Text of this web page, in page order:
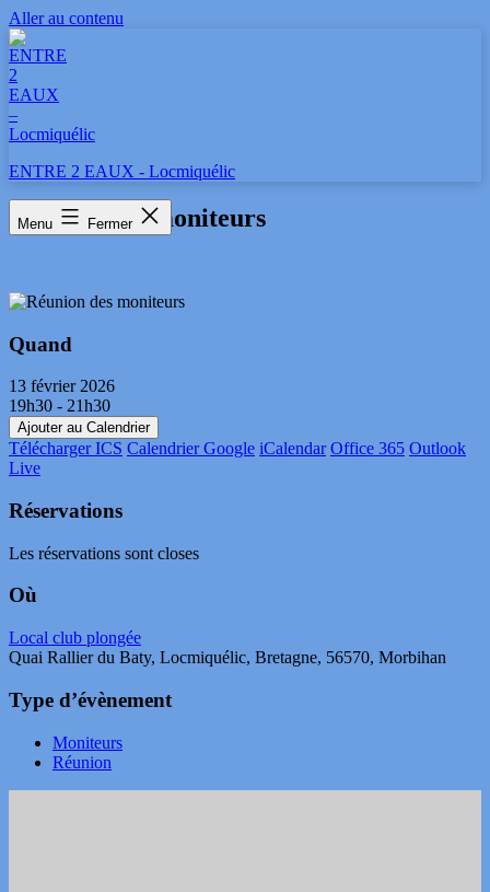
Aller au contenu
ENTRE 2 EAUX - Locmiquélic
Menu Fermer
Réunion des moniteurs
Quand
13 février 2026
19h30 - 21h30
Ajouter au Calendrier
Télécharger ICS Calendrier Google iCalendar Office 365 Outlook
Live
Réservations
Les réservations sont closes
Où
Local club plongée
Quai Rallier du Baty, Locmiquélic, Bretagne, 56570, Morbihan
Type d’évènement
Moniteurs
Réunion